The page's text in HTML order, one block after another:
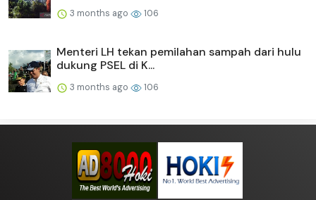
3 months ago 106
Menteri LH tekan pemilahan sampah dari hulu
dukung PSEL di K...
3 months ago 106